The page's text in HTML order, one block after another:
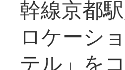
幹線京都
ロケーシ
テル」を